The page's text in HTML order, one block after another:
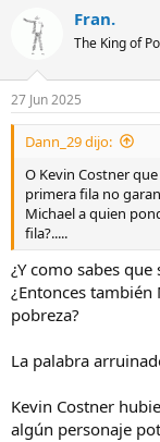
c
e
s
Fran.
The King of
27 Jun 2025
Dann_29 dijo:
O Kevin Costner
primera fila no
Michael a quien
fila?.....
¿Y como sabes
¿Entonces
pobreza?
La palabra
Kevin Costner
algún personaje